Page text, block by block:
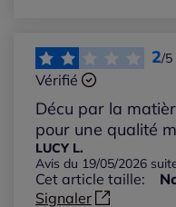
2/5
Vérifié
Décu par la
pour une qualité
LUCY L.
Avis du 19/05/2026
Cet article taille:
Signaler